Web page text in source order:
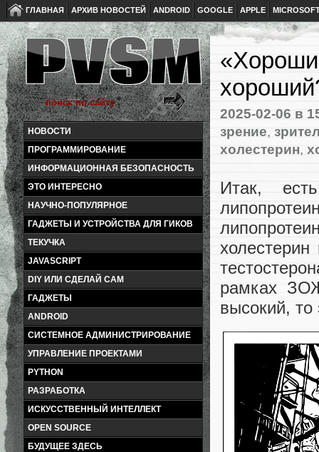
ГЛАВНАЯ АРХИВ НОВОСТЕЙ ANDROID GOOGLE APPLE
НОВОСТИ
ПРОГРАММИРОВАНИЕ
ИНФОРМАЦИОННАЯ БЕЗОПАСНОСТЬ
ЭТО ИНТЕРЕСНО
НАУЧНО-ПОПУЛЯРНОЕ
ГАДЖЕТЫ И УСТРОЙСТВА ДЛЯ ГИКОВ
ТЕКУЧКА
JAVASCRIPT
DIY ИЛИ СДЕЛАЙ САМ
ГАДЖЕТЫ
ANDROID
СИСТЕМНОЕ АДМИНИСТРИРОВАНИЕ
УПРАВЛЕНИЕ ПРОЕКТАМИ
PYTHON
РАЗРАБОТКА
ИСКУССТВЕННЫЙ ИНТЕЛЛЕКТ
OPEN SOURCE
БУДУЩЕЕ ЗДЕСЬ
2025-02-06 в
зрение,
холестерин,
Итак,
холестерин
рамках
высокий, то